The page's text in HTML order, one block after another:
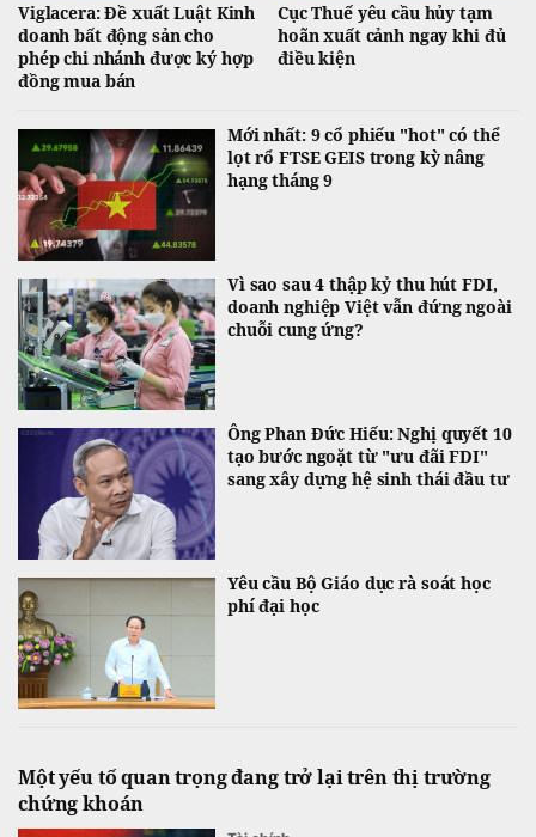
Viglacera: Đề xuất Luật Kinh
doanh bất động sản cho
phép chi nhánh được ký hợp
đồng mua bán
Cục Thuế yêu cầu hủy tạm
hoãn xuất cảnh ngay khi đủ
điều kiện
Mới nhất: 9 cổ phiếu "hot" có thể
lọt rổ FTSE GEIS trong kỳ nâng
hạng tháng 9
Vì sao sau 4 thập kỷ thu hút FDI,
doanh nghiệp Việt vẫn đứng ngoài
chuỗi cung ứng?
Ông Phan Đức Hiếu: Nghị quyết 10
tạo bước ngoặt từ "ưu đãi FDI"
sang xây dựng hệ sinh thái đầu tư
Yêu cầu Bộ Giáo dục rà soát học
phí đại học
Một yếu tố quan trọng đang trở lại trên thị trường
chứng khoán